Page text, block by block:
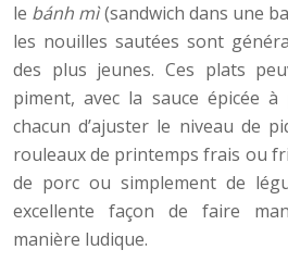
le bánh mì(sandwich dans une
les nouilles sautées sont
des plus jeunes. Ces plats
piment, avec la sauce épicée
chacun d’ajuster le niveau de
rouleaux de printemps frais ou
de porc ou simplement de
excellente façon de faire
manière ludique.